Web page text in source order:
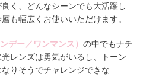
く、どんなシーンでも大活躍し
も幅広くお使いいただけます。
デー／ワンマンス）の中でもナチ
レンズは勇気がいるし、トーン
りそうでチャレンジできな